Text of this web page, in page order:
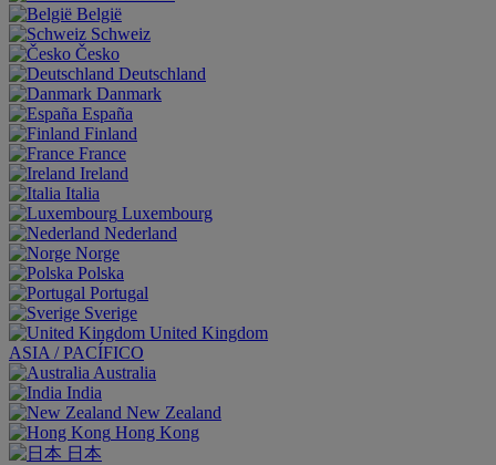
België
Schweiz
Česko
Deutschland
Danmark
España
Finland
France
Ireland
Italia
Luxembourg
Nederland
Norge
Polska
Portugal
Sverige
United Kingdom
ASIA / PACÍFICO
Australia
India
New Zealand
Hong Kong
日本